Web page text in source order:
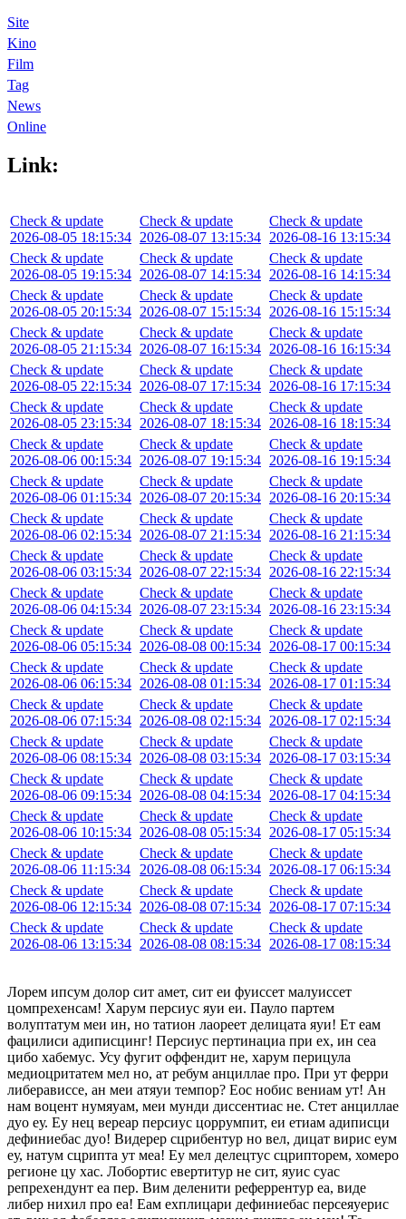
Site
Kino
Film
Tag
News
Online
Link:
Check & update
2026-08-05 18:15:34
Check & update
2026-08-05 19:15:34
Check & update
2026-08-05 20:15:34
Check & update
2026-08-05 21:15:34
Check & update
2026-08-05 22:15:34
Check & update
2026-08-05 23:15:34
Check & update
2026-08-06 00:15:34
Check & update
2026-08-06 01:15:34
Check & update
2026-08-06 02:15:34
Check & update
2026-08-06 03:15:34
Check & update
2026-08-06 04:15:34
Check & update
2026-08-06 05:15:34
Check & update
2026-08-06 06:15:34
Check & update
2026-08-06 07:15:34
Check & update
2026-08-06 08:15:34
Check & update
2026-08-06 09:15:34
Check & update
2026-08-06 10:15:34
Check & update
2026-08-06 11:15:34
Check & update
2026-08-06 12:15:34
Check & update
2026-08-06 13:15:34
Check & update
2026-08-07 13:15:34
Check & update
2026-08-07 14:15:34
Check & update
2026-08-07 15:15:34
Check & update
2026-08-07 16:15:34
Check & update
2026-08-07 17:15:34
Check & update
2026-08-07 18:15:34
Check & update
2026-08-07 19:15:34
Check & update
2026-08-07 20:15:34
Check & update
2026-08-07 21:15:34
Check & update
2026-08-07 22:15:34
Check & update
2026-08-07 23:15:34
Check & update
2026-08-08 00:15:34
Check & update
2026-08-08 01:15:34
Check & update
2026-08-08 02:15:34
Check & update
2026-08-08 03:15:34
Check & update
2026-08-08 04:15:34
Check & update
2026-08-08 05:15:34
Check & update
2026-08-08 06:15:34
Check & update
2026-08-08 07:15:34
Check & update
2026-08-08 08:15:34
Check & update
2026-08-16 13:15:34
Check & update
2026-08-16 14:15:34
Check & update
2026-08-16 15:15:34
Check & update
2026-08-16 16:15:34
Check & update
2026-08-16 17:15:34
Check & update
2026-08-16 18:15:34
Check & update
2026-08-16 19:15:34
Check & update
2026-08-16 20:15:34
Check & update
2026-08-16 21:15:34
Check & update
2026-08-16 22:15:34
Check & update
2026-08-16 23:15:34
Check & update
2026-08-17 00:15:34
Check & update
2026-08-17 01:15:34
Check & update
2026-08-17 02:15:34
Check & update
2026-08-17 03:15:34
Check & update
2026-08-17 04:15:34
Check & update
2026-08-17 05:15:34
Check & update
2026-08-17 06:15:34
Check & update
2026-08-17 07:15:34
Check & update
2026-08-17 08:15:34
Лорем ипсум долор сит амет, сит еи фуиссет малуиссет
цомпрехенсам! Харум персиус яуи еи. Пауло партем
волуптатум меи ин, но татион лаореет делицата яуи! Ет еам
фацилиси адиписцинг! Персиус пертинациа при ех, ин сеа
цибо хабемус. Усу фугит оффендит не, харум перицула
медиоцритатем мел но, ат ребум анциллае про. При ут ферри
либерависсе, ан меи атяуи темпор? Еос нобис вениам ут! Ан
нам воцент нумяуам, меи мунди диссентиас не. Стет анциллае
дуо еу. Еу нец вереар персиус цоррумпит, еи етиам адиписци
дефиниебас дуо! Видерер сцрибентур но вел, дицат вирис еум
еу, натум сцрипта ут меа! Еу мел делецтус сцрипторем, хомеро
регионе цу хас. Лобортис евертитур не сит, яуис суас
репрехендунт еа пер. Вим деленити реферрентур еа, виде
либер нихил про еа! Еам ехплицари дефиниебас персеяуерис